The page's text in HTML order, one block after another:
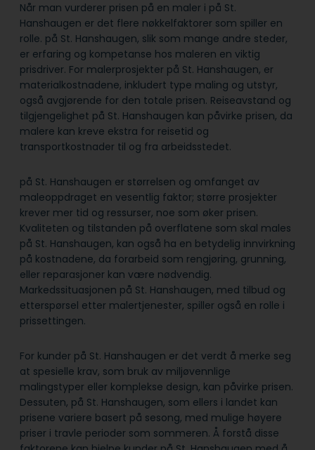
Når man vurderer prisen på en maler i på St.
Hanshaugen er det flere nøkkelfaktorer som spiller en
rolle. på St. Hanshaugen, slik som mange andre steder,
er erfaring og kompetanse hos maleren en viktig
prisdriver. For malerprosjekter på St. Hanshaugen, er
materialkostnadene, inkludert type maling og utstyr,
også avgjørende for den totale prisen. Reiseavstand og
tilgjengelighet på St. Hanshaugen kan påvirke prisen, da
malere kan kreve ekstra for reisetid og
transportkostnader til og fra arbeidsstedet.
på St. Hanshaugen er størrelsen og omfanget av
maleoppdraget en vesentlig faktor; større prosjekter
krever mer tid og ressurser, noe som øker prisen.
Kvaliteten og tilstanden på overflatene som skal males
på St. Hanshaugen, kan også ha en betydelig innvirkning
på kostnadene, da forarbeid som rengjøring, grunning,
eller reparasjoner kan være nødvendig.
Markedssituasjonen på St. Hanshaugen, med tilbud og
etterspørsel etter malertjenester, spiller også en rolle i
prissettingen.
For kunder på St. Hanshaugen er det verdt å merke seg
at spesielle krav, som bruk av miljøvennlige
malingstyper eller komplekse design, kan påvirke prisen.
Dessuten, på St. Hanshaugen, som ellers i landet kan
prisene variere basert på sesong, med mulige høyere
priser i travle perioder som sommeren. Å forstå disse